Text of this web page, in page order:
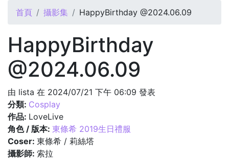
您在這裡
首頁 攝影集 HappyBirthday @2024.06.09
HappyBirthday
@2024.06.09
由 lista 在 2024/07/21 下午 06:09 發表
分類: Cosplay
作品: LoveLive
角色 / 版本: 東條希 2019生日禮服
Coser: 東條希 / 莉絲塔
攝影師: 索拉